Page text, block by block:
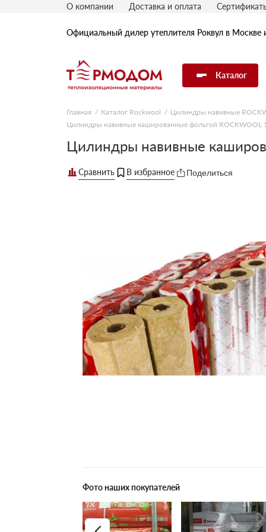
Официальный дилер утеплителя Роквул в Москве
Каталог
Утеплитель Rockwool
Утеплитель Isover
Плитные материалы
О компании Доставка и оплата
Главная Каталог Rockwool Цилиндры навивные
Цилиндры навивные кашированные фольгой ROCKWOOL
Цилиндры навивные
Поделиться
Фото наших покупателей